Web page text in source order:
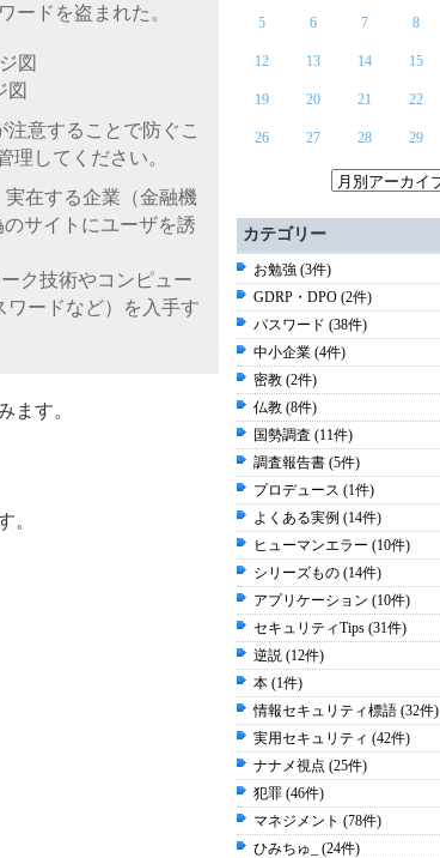
ードを盗まれた。
図
意することで防ぐこ
理してください。
在する企業（金融機
サイトにユーザを誘
ク技術やコンピュー
ワードなど）を入手す
ます。
。
5 6 7 8
12 13 14 15
19 20 21 22
26 27 28 29
カテゴリー
お勉強 (3件)
GDRP・DPO (2件)
パスワード (38件)
中小企業 (4件)
密教 (2件)
仏教 (8件)
国勢調査 (11件)
調査報告書 (5件)
プロデュース (1件)
よくある実例 (14件)
ヒューマンエラー (10件)
シリーズもの (14件)
アプリケーション (10件)
セキュリティTips (31件)
逆説 (12件)
本 (1件)
情報セキュリティ標語 (32件)
実用セキュリティ (42件)
ナナメ視点 (25件)
犯罪 (46件)
マネジメント (78件)
ひみちゅ_ (24件)